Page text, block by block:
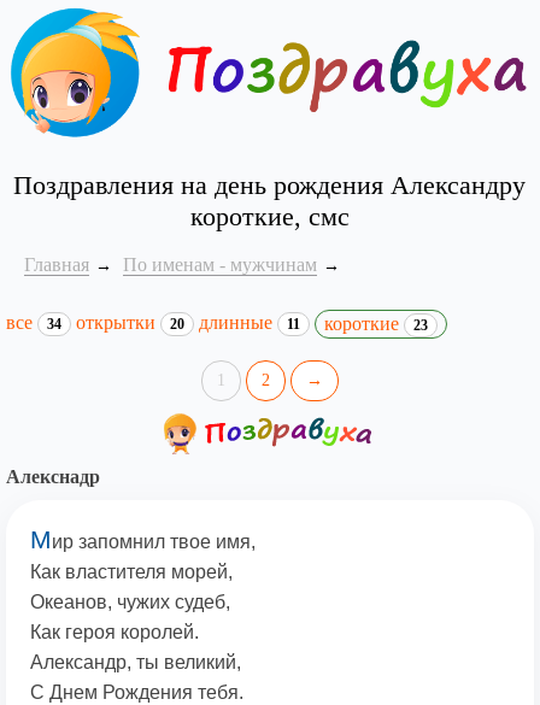
Поздравления на день рождения Александру
короткие, смс
Главная По именам - мужчинам
все 34 открытки 20 длинные 11 короткие 23
1 2 →
Алекснадр
Мир запомнил твое имя,
Как властителя морей,
Океанов, чужих судеб,
Как героя королей.
Александр, ты великий,
С Днем Рождения тебя.